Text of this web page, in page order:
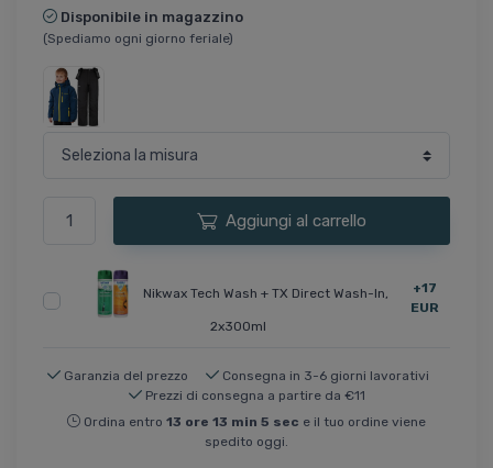
Disponibile in magazzino
(Spediamo ogni giorno feriale)
Aggiungi al carrello
Nikwax Tech Wash + TX Direct Wash-In,
2x300ml
+17
EUR
Garanzia del prezzo
Consegna in 3-6 giorni lavorativi
Prezzi di consegna a partire da €11
Ordina entro 13 ore 13 min 5 sec e il tuo ordine viene
spedito oggi.